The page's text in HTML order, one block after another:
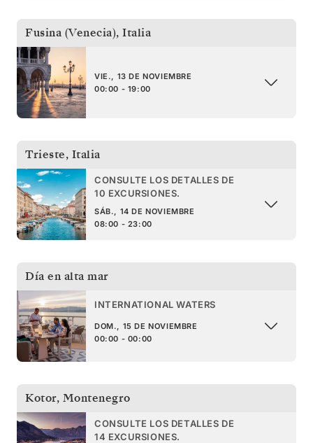
Fusina (Venecia), Italia
VIE., 13 DE NOVIEMBRE
00:00 - 19:00
Trieste, Italia
CONSULTE LOS DETALLES DE
10 EXCURSIONES.
SÁB., 14 DE NOVIEMBRE
08:00 - 23:00
Día en alta mar
INTERNATIONAL WATERS
DOM., 15 DE NOVIEMBRE
00:00 - 00:00
Kotor, Montenegro
CONSULTE LOS DETALLES DE
14 EXCURSIONES.